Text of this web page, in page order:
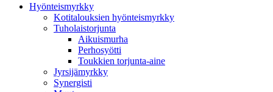
Hyönteismyrkky
Kotitalouksien hyönteismyrkky
Tuholaistorjunta
Aikuismurha
Perhosyötti
Toukkien torjunta-aine
Jyrsijämyrkky
Synergisti